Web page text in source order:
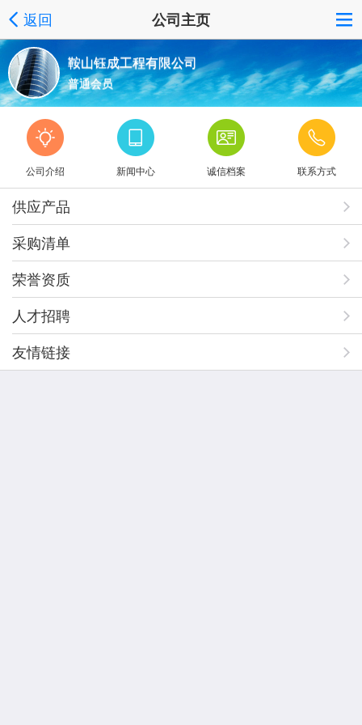
返回 公司主页
鞍山钰成工程有限公司
普通会员
公司介绍 新闻中心 诚信档案 联系方式
供应产品
采购清单
荣誉资质
人才招聘
友情链接